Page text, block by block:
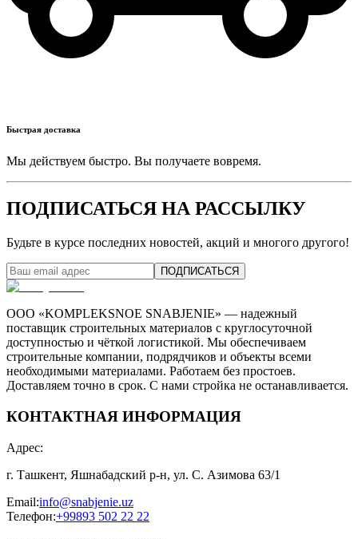
Быстрая доставка
Мы действуем быстро. Вы получаете вовремя.
ПОДПИСАТЬСЯ НА РАССЫЛКУ
Будьте в курсе последних новостей, акций и многого другого!
ПОДПИСАТЬСЯ
ООО «KOMPLEKSNOE SNABJENIE» — надежный
поставщик строительных материалов с круглосуточной
доступностью и чёткой логистикой. Мы обеспечиваем
строительные компании, подрядчиков и объекты всеми
необходимыми материалами. Работаем без простоев.
Доставляем точно в срок. С нами стройка не останавливается.
КОНТАКТНАЯ ИНФОРМАЦИЯ
Адрес:
г. Ташкент, Яшнабадский р-н, ул. С. Азимова 63/1
Email:info@snabjenie.uz
Телефон:+99893 502 22 22